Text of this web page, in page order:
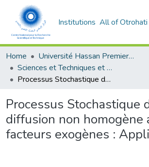
Institutions All of Otrohati
Home
Université Hassan Premier- Settat
Sciences et Techniques et Sciences Médicales
Processus Stochastique de diffusion non homogène avec facteurs exogènes : Applications.
Processus Stochastique
diffusion non homogène
facteurs exogènes :